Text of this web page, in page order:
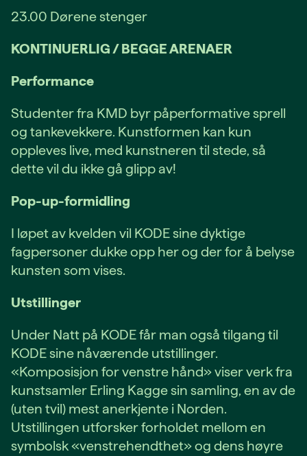
23.00 Dørene stenger
KONTINUERLIG / BEGGE ARENAER
Performance
Studenter fra KMD byr påperformative sprell
og tankevekkere. Kunstformen kan kun
oppleves live, med kunstneren til stede, så
dette vil du ikke gå glipp av!
Pop-up-formidling
I løpet av kvelden vil KODE sine dyktige
fagpersoner dukke opp her og der for å belyse
kunsten som vises.
Utstillinger
Under Natt på KODE får man også tilgang til
KODE sine nåværende utstillinger.
«Komposisjon for venstre hånd» viser verk fra
kunstsamler Erling Kagge sin samling, en av de
(uten tvil) mest anerkjente i Norden.
Utstillingen utforsker forholdet mellom en
symbolsk «venstrehendthet» og dens høyre